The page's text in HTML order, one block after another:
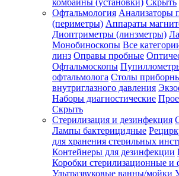
комбайны (установки) Скрыть
Офтальмология Анализаторы
(периметры) Аппараты
Диоптриметры (линзметры)
Монобиноскопы Все
линз Оправы пробные
Офтальмоскопы
офтальмолога Столы
внутриглазного давления
Наборы диагностические
Скрыть
Стерилизация и дезинфекция
Лампы бактерицидные
для хранения стерильных
Контейнеры для дезинфекции
Коробки стерилизационные и
Ультразвуковые ванны/мойки